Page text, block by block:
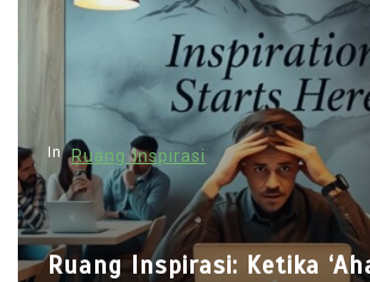
In Ruang Inspirasi
Ruang Inspirasi: Ketika